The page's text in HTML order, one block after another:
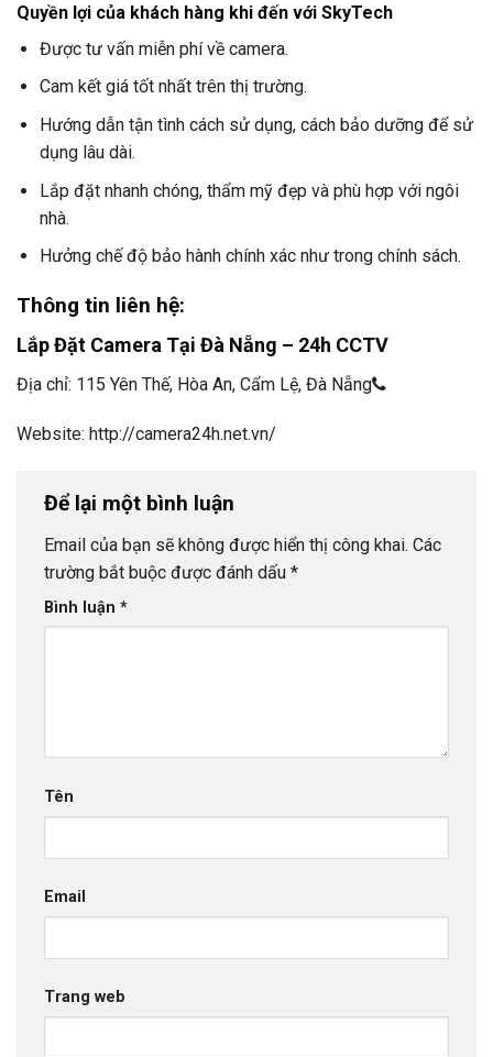
Quyền lợi của khách hàng khi đến với SkyTech
Được tư vấn miễn phí về camera.
Cam kết giá tốt nhất trên thị trường.
Hướng dẫn tận tình cách sử dụng, cách bảo dưỡng để sử
dụng lâu dài.
Lắp đặt nhanh chóng, thẩm mỹ đẹp và phù hợp với ngôi
nhà.
Hưởng chế độ bảo hành chính xác như trong chính sách.
Thông tin liên hệ:
Lắp Đặt Camera Tại Đà Nẵng – 24h CCTV
Địa chỉ: 115 Yên Thế, Hòa An, Cẩm Lệ, Đà Nẵng
Website: http://camera24h.net.vn/
Để lại một bình luận
Email của bạn sẽ không được hiển thị công khai. Các
trường bắt buộc được đánh dấu *
Bình luận *
Tên
Email
Trang web